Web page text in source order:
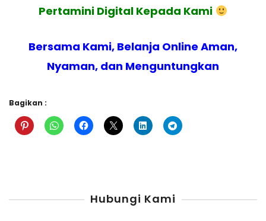
Pertamini Digital Kepada Kami
Bersama Kami, Belanja Online Aman,
Nyaman, dan Menguntungkan
Bagikan :
Hubungi Kami